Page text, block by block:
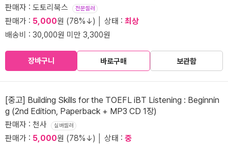
판매자 : 도토리북스 전문셀러
판매가 : 5,000원 (78%↓) │ 상태 : 최상
배송비 : 30,000원 미만 3,300원
장바구니 바로구매 보관함
[중고] Building Skills for the TOEFL iBT Listening : Beginnin
g (2nd Edition, Paperback + MP3 CD 1장)
판매자 : 천사 실버셀러
판매가 : 5,000원 (78%↓) │ 상태 : 중